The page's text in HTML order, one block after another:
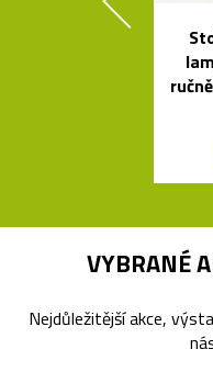
VYBRANÉ
Nejdůležitější akce,